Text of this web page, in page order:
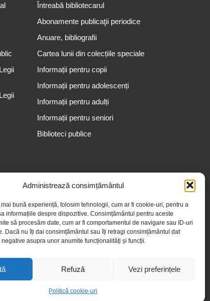
Administrează consimțământul
mai bună experiență, folosim tehnologii, cum ar fi cookie-uri, pentru a
informațiile despre dispozitive. Consimțământul pentru aceste
să procesăm date, cum ar fi comportamentul de navigare sau ID-uri
Dacă nu îți dai consimțământul sau îți retragi consimțământul dat
asupra unor anumite funcționalități și funcții.
Refuză Vezi preferințele
Politică cookie-uri
Întreabă bibliotecarul
Abonamente publicaţii periodice
Anuare, bibliografii
Cartea lunii din colecțiile speciale
Informații pentru copii
Informații pentru adolescenți
Informații pentru adulți
Informații pentru seniori
Biblioteci publice